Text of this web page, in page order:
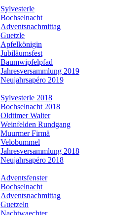
Sylvesterle
Bochselnacht
Adventsnachmittag
Guetzle
Apfelkönigin
Jubiläumsfest
Baumwipfelpfad
Jahresversammlung 2019
Neujahrsapéro 2019
Sylvesterle 2018
Bochselnacht 2018
Oldtimer Walter
Weinfelden Rundgang
Muurmer Firmä
Velobummel
Jahresversammlung 2018
Neujahrsapéro 2018
Adventsfenster
Bochselnacht
Adventsnachmittag
Guetzeln
Nachtwaechter